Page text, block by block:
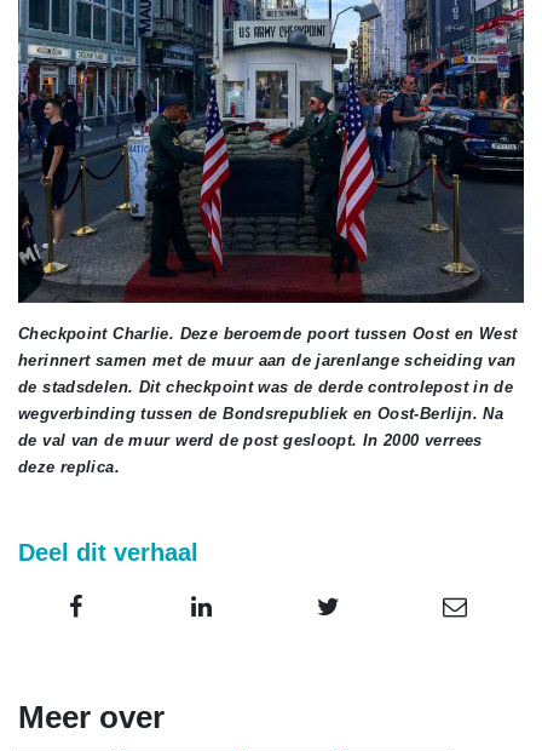
Checkpoint Charlie. Deze beroemde poort tussen Oost en West
herinnert samen met de muur aan de jarenlange scheiding van
de stadsdelen. Dit checkpoint was de derde controlepost in de
wegverbinding tussen de Bondsrepubliek en Oost-Berlijn. Na
de val van de muur werd de post gesloopt. In 2000 verrees
deze replica.
Deel dit verhaal
Meer over